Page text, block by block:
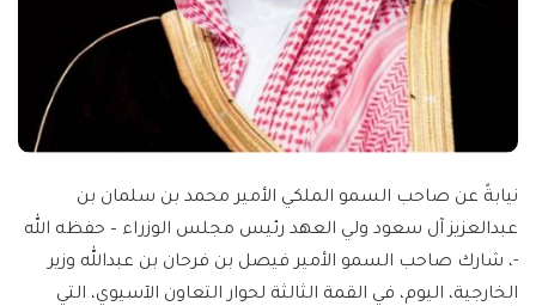
نيابةً عن صاحب السمو الملكي الأمير محمد بن سلمان بن
عبدالعزيز آل سعود ولي العهد رئيس مجلس الوزراء – حفظه الله
-، شارك صاحب السمو الأمير فيصل بن فرحان بن عبدالله وزير
الخارجية، اليوم، في القمة الثالثة لحوار التعاون الآسيوي، التي